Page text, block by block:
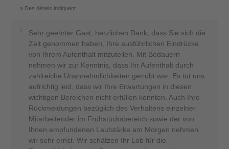
Des détails indiquent
Sehr geehrter Gast, herzlichen Dank, dass Sie sich die
Zeit genommen haben, Ihre ausführlichen Eindrücke
von Ihrem Aufenthalt mitzuteilen. Mit Bedauern
nehmen wir zur Kenntnis, dass Ihr Aufenthalt durch
zahlreiche Unannehmlichkeiten getrübt war. Es tut uns
aufrichtig leid, dass wir Ihre Erwartungen in diesen
wichtigen Bereichen nicht erfüllen konnten. Auch Ihre
Rückmeldungen bezüglich des Verhaltens einzelner
Mitarbeitender im Frühstücksbereich sowie der von
Ihnen empfundenen Lautstärke am Morgen nehmen
wir sehr ernst. Wir schätzen Ihr Lob für die